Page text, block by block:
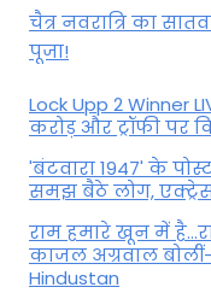
चैत्र नवरात्रि का
पूजा!
Lock Upp 2 Winner
करोड़ और ट्रॉफी पर
'बंटवारा 1947' के
समझ बैठे लोग,
राम हमारे खून में
काजल अग्रवाल
Hindustan